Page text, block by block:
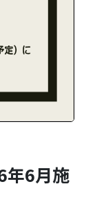
年6月施